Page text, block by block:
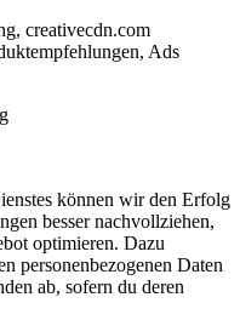
creativecdn.com
Ads
können wir den Erfolg
besser nachvollziehen,
optimieren. Dazu
personenbezogenen Daten
ab, sofern du deren